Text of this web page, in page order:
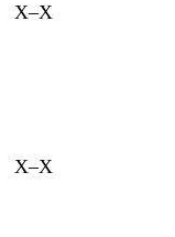
X–X
X–X